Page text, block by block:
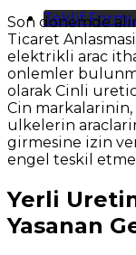
Teklif
Son donemde
Ticaret
elektrikli arac
onlemler
olarak Cinli
Cin markalarinin,
ulkelerin
girmesine izin
engel teskil
Yerli
Yasanan